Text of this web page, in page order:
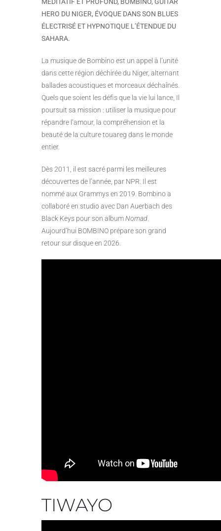
HERO DU NIGER, ÉVOQUE DANS SON BLUES
ÉLECTRISÉ ET HYPNOTIQUE L’ÉTENDUE DU
SAHARA.
La musique de Bombino est un appel à l’unité
dans cette région déchirée du Niger, alternant
ballades acoustiques et morceaux déchaînés.
Quels que soient les défis que la vie lui lance, Il
poursuit sa mission : utiliser la musique pour
répandre l’amour, la compréhension et la
beauté de la culture touareg dans le monde
entier.
Dès 2011, il est sacré parmi les meilleures
découvertes de l’année, par NPR. Il est
nommé aux Grammys en 2019. Bombino a
collaboré en studio avec Dan Auerbach des
Black Keys pour son albumNomad
Aujourd’hui BOMBINO prépare son grand
retour sur disque en 2026.
TIWAYO